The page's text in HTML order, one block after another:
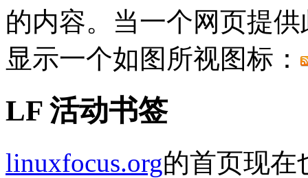
的内容。当一个网页提
显示一个如图所视图标：
LF 活动书签
linuxfocus.org的首页现在